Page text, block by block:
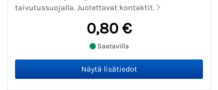
taivutussuojalla. Juotettavat kontaktit.
0,80 €
Saatavilla